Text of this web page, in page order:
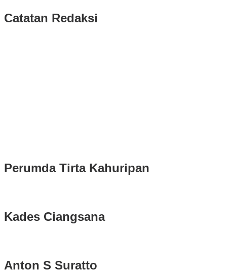
Catatan Redaksi
Perumda Tirta Kahuripan
Kades Ciangsana
Anton S Suratto